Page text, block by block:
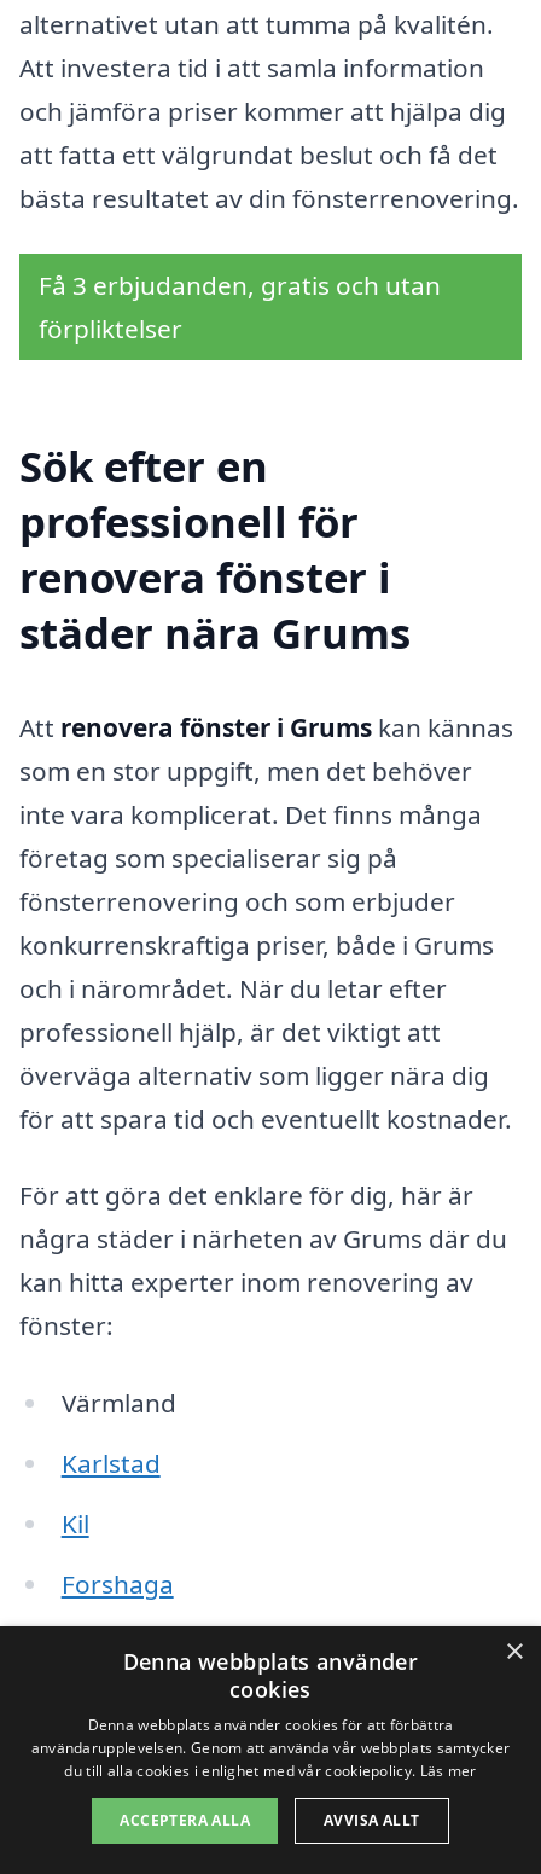
alternativet utan att tumma på kvalitén.
Att investera tid i att samla information
och jämföra priser kommer att hjälpa dig
att fatta ett välgrundat beslut och få det
bästa resultatet av din fönsterrenovering.
Få 3 erbjudanden, gratis och utan
förpliktelser
Sök efter en
professionell för
renovera fönster i
städer nära Grums
Att renovera fönster i Grums kan kännas
som en stor uppgift, men det behöver
inte vara komplicerat. Det finns många
företag som specialiserar sig på
fönsterrenovering och som erbjuder
konkurrenskraftiga priser, både i Grums
och i närområdet. När du letar efter
professionell hjälp, är det viktigt att
överväga alternativ som ligger nära dig
för att spara tid och eventuellt kostnader.
För att göra det enklare för dig, här är
några städer i närheten av Grums där du
kan hitta experter inom renovering av
fönster:
Värmland
Karlstad
Kil
Forshaga
Hagfors
Munkfors
×
Denna webbplats använder
cookies
Denna webbplats använder cookies för att förbättra
användarupplevelsen. Genom att använda vår webbplats samtycker
du till alla cookies i enlighet med vår cookiepolicy. Läs mer
ACCEPTERA ALLA AVVISA ALLT